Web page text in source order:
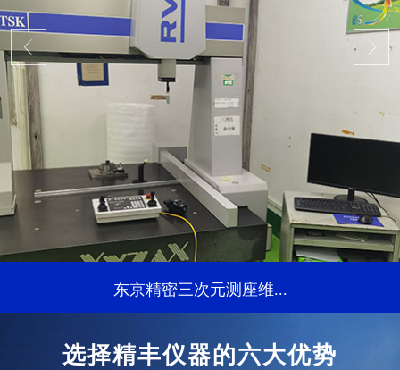
东京精密三次元测座维...
...
选择精丰仪器的六大优势